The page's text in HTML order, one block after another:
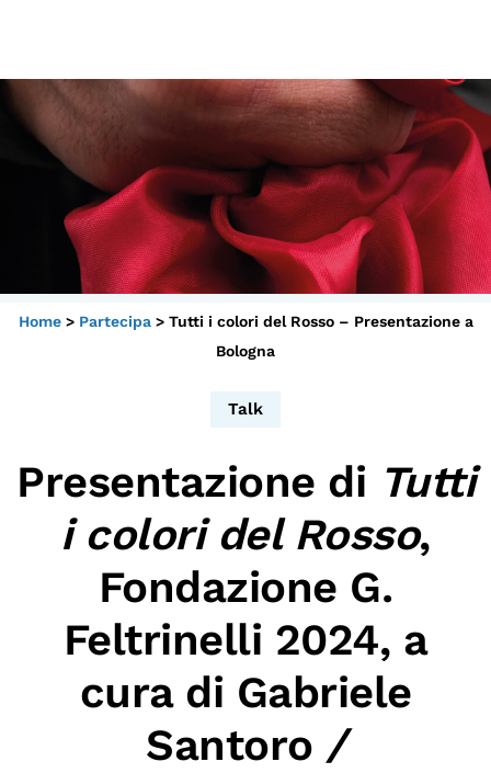
Vai
contenuto
Sostieni
App
Sala di Lettura
LA FONDAZIONE
Archivi del presente
Biblioteca
I CONTENUTI
Osservatori di ricerca
Progetti Nazionali
Progetti Internazionali
Home> Partecipa> Tutti i colori del Rosso – Presentazione a
Bologna
Talk
Presentazione di Tutti
i colori del Rosso,
Fondazione G.
Feltrinelli 2024, a
cura di Gabriele
Santoro /